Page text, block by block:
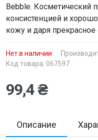
Bebble. Косметический
консистенцией и
кожу и даря
Нет в наличии
Код товара: 067597
99,4 ₴
Описание